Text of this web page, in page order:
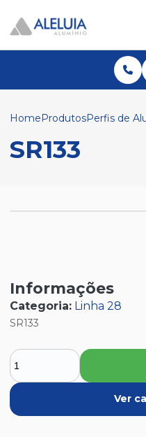
HomeProdutosPerfis de
SR133
Informações
Categoria: Linha 28
SR133
Ver